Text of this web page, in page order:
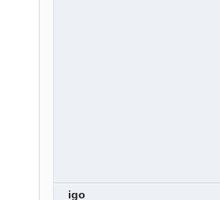
igo